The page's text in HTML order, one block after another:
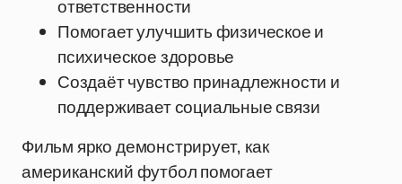
ответственности
Помогает улучшить физическое и
психическое здоровье
Создаёт чувство принадлежности и
поддерживает социальные связи
Фильм ярко демонстрирует, как
американский футбол помогает